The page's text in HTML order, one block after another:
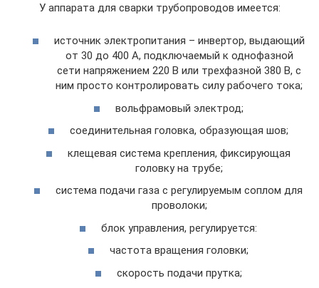
У аппарата для сварки трубопроводов имеется:
источник электропитания – инвертор, выдающий
от 30 до 400 А, подключаемый к однофазной
сети напряжением 220 В или трехфазной 380 В, с
ним просто контролировать силу рабочего тока;
вольфрамовый электрод;
соединительная головка, образующая шов;
клещевая система крепления, фиксирующая
головку на трубе;
система подачи газа с регулируемым соплом для
проволоки;
блок управления, регулируется:
частота вращения головки;
скорость подачи прутка;